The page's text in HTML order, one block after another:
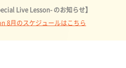
Live Lesson- のお知らせ】
8月のスケジュールはこちら